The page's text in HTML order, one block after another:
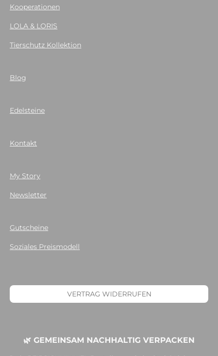
Kooperationen
LOLA & LORIS
Tierschutz Kollektion
Blog
Edelsteine
Kontakt
My Story
Newsletter
Gutscheine
Soziales Preismodell
VERTRAG WIDERRUFEN
🌿 GEMEINSAM NACHHALTIG VERPACKEN